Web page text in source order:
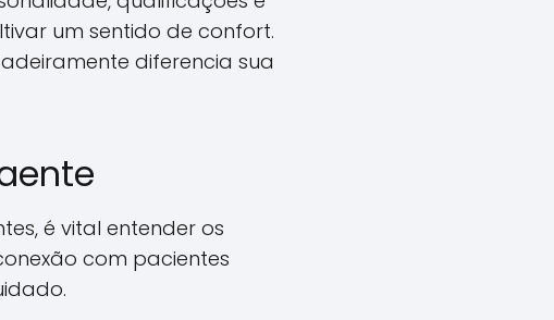
um sentido de confort.
diferencia sua
é vital entender os
com pacientes